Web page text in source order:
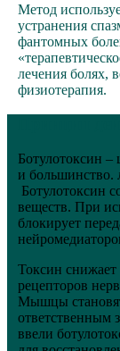
Метод
устранения
фантомных
лечения болях,
физиотерапия.
Ботулотоксин –
и большинство.
Ботулотоксин
веществ. При
блокирует
Токсин снижает
рецепторов
Мышцы
ответственным
ввели